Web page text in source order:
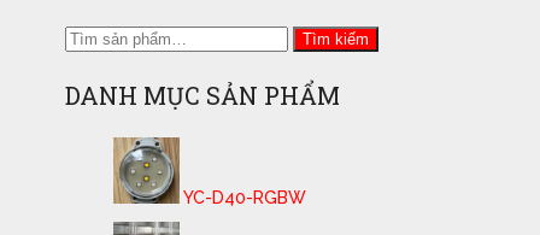
Tìm
Tìm kiếm
DANH MỤC SẢN PHẨM
YC-D40-RGBW